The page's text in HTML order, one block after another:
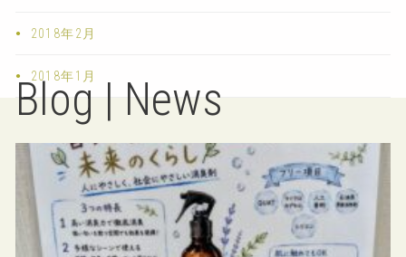
2018年2月
2018年1月
Blog | News